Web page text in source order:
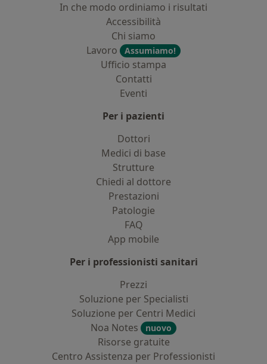
In che modo ordiniamo i risultati
Accessibilità
Chi siamo
Lavoro
Assumiamo!
Ufficio stampa
Contatti
Eventi
Per i pazienti
Dottori
Medici di base
Strutture
Chiedi al dottore
Prestazioni
Patologie
FAQ
App mobile
Per i professionisti sanitari
Prezzi
Soluzione per Specialisti
Soluzione per Centri Medici
Noa Notes
nuovo
Risorse gratuite
Centro Assistenza per Professionisti